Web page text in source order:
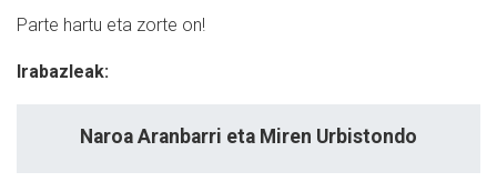
Parte hartu eta zorte on!
Irabazleak:
Naroa Aranbarri eta Miren Urbistondo